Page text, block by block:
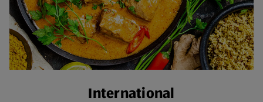
International